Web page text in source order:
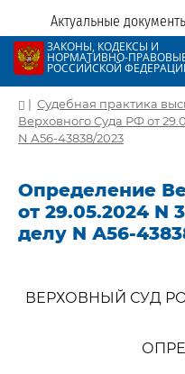
Актуальные
ЗАКОНЫ, КОДЕКСЫ И
НОРМАТИВНО-
РОССИЙСКОЙ
| Судебная практика
Верховного Суда РФ от
N А56-43838/2023
Определение
от 29.05.2024 N
делу N А56-
ВЕРХОВНЫЙ СУД